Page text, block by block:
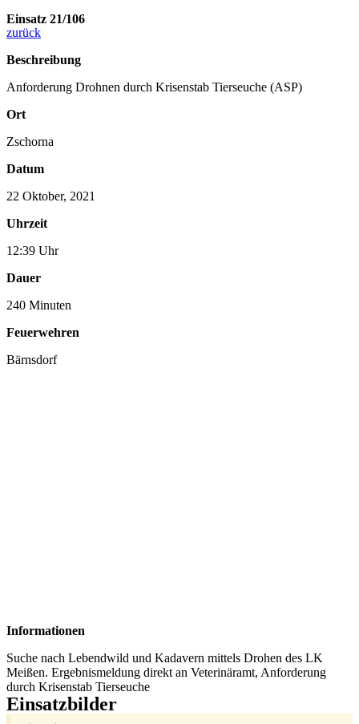
Einsatz 21/106
zurück
Beschreibung
Anforderung Drohnen durch Krisenstab Tierseuche (ASP)
Ort
Zschorna
Datum
22 Oktober, 2021
Uhrzeit
12:39 Uhr
Dauer
240 Minuten
Feuerwehren
Bärnsdorf
Informationen
Suche nach Lebendwild und Kadavern mittels Drohen des LK
Meißen. Ergebnismeldung direkt an Veterinäramt, Anforderung
durch Krisenstab Tierseuche
Einsatzbilder